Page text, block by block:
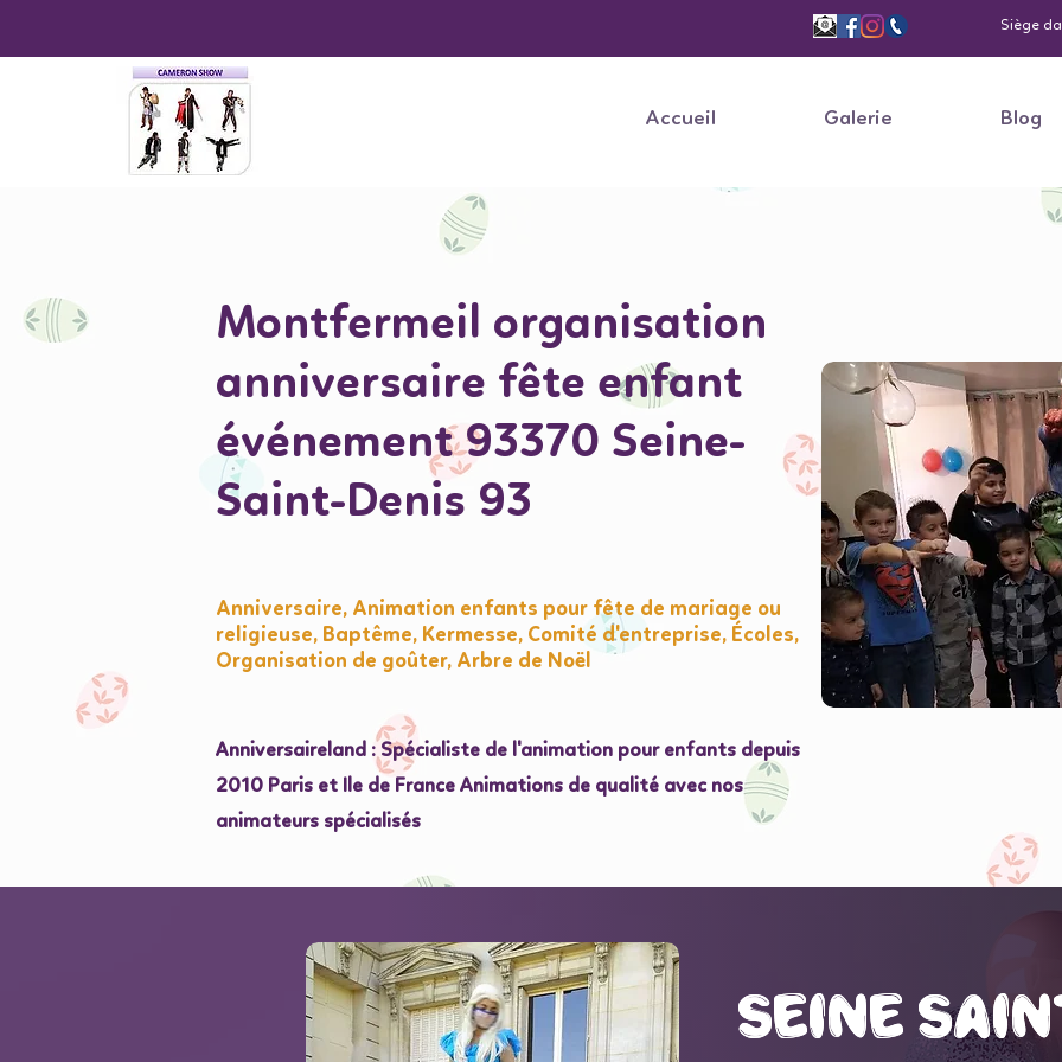
Siège
Accueil Galerie Blog
Montfermeil organisation
anniversaire fête enfant
événement 93370 Seine-
Saint-Denis 93
Anniversaire, Animation enfants pour fête de mariage ou
religieuse, Baptême, Kermesse, Comité d'entreprise, Écoles,
Organisation de goûter, Arbre de Noël
Anniversaireland : Spécialiste de l'animation pour enfants depuis
2010 Paris et Ile de France Animations de qualité avec nos
animateurs spécialisés
seine
seine